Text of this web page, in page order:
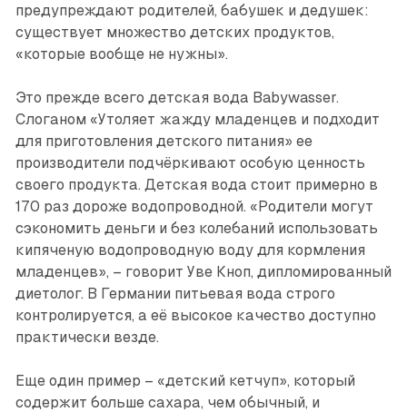
предупреждают родителей, бабушек и дедушек:
существует множество детских продуктов,
«которые вообще не нужны».
Это прежде всего детская вода Babywasser.
Слоганом «Утоляет жажду младенцев и подходит
для приготовления детского питания» ее
производители подчёркивают особую ценность
своего продукта. Детская вода стоит примерно в
170 раз дороже водопроводной. «Родители могут
сэкономить деньги и без колебаний использовать
кипяченую водопроводную воду для кормления
младенцев», – говорит Уве Кноп, дипломированный
­диетолог. В Германии питьевая вода строго
контролируется, а её высокое качество доступно
практически везде.
Еще один пример – «детский кетчуп», который
содержит больше сахара, чем обычный, и